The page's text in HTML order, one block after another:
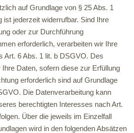
auf Grundlage von § 25 Abs. 1
ist jederzeit widerrufbar. Sind Ihre
oder zur Durchführung
erforderlich, verarbeiten wir Ihre
Art. 6 Abs. 1 lit. b DSGVO. Des
Daten, sofern diese zur Erfüllung
erforderlich sind auf Grundlage
Die Datenverarbeitung kann
berechtigten Interesses nach Art.
Über die jeweils im Einzelfall
wird in den folgenden Absätzen